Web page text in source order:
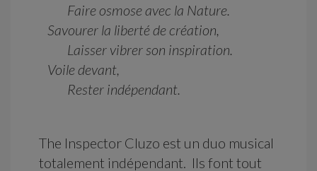
Faire osmose avec la Nature.
Savourer la liberté de création,
Laisser vibrer son inspiration.
Voile devant,
Rester indépendant.
The Inspector Cluzo est un duo musical
totalement indépendant. Ils font tout